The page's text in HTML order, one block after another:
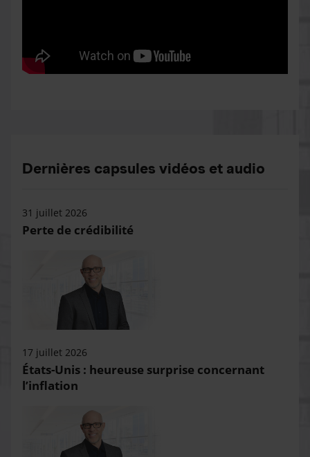
Dernières capsules vidéos et audio
31 juillet 2026
Perte de crédibilité
17 juillet 2026
États-Unis : heureuse surprise concernant
l’inflation